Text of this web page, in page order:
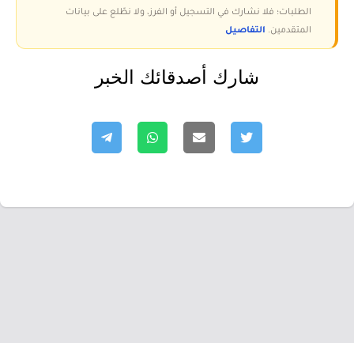
الطلبات؛ فلا نشارك في التسجيل أو الفرز، ولا نطّلع على بيانات
المتقدمين. التفاصيل
شارك أصدقائك الخبر